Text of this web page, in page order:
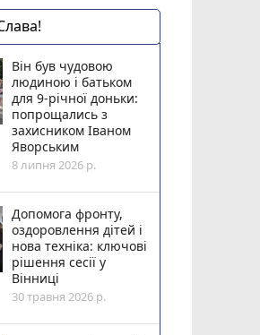
Він був чудовою
людиною і батьком
для 9-річної доньки:
попрощались з
захисником Іваном
Яворським
8 липня 2026 р.
Допомога фронту,
оздоровлення дітей і
нова техніка: ключові
рішення сесії у
Вінниці
30 травня 2026 р.